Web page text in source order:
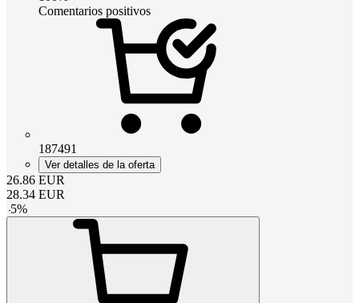
Comentarios positivos
187491
Ver detalles de la oferta
26.86 EUR
28.34 EUR
-5%